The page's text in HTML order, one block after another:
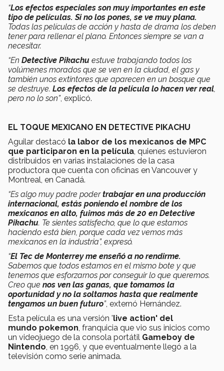
“Los efectos especiales son muy importantes en este
tipo de películas. Si no los pones, se ve muy plana.
Todas las películas de acción y hasta de drama los deben
tener para rellenar el plano. Entonces siempre se van a
necesitar.
“En Detective Pikachu estuve trabajando todos los
volúmenes morados que se ven en la ciudad, el gas y
también unos extintores que aparecen en un bosque que
se destruye. Los efectos de la película lo hacen ver real
pero no lo son”, explicó.
EL TOQUE MEXICANO EN DETECTIVE PIKACHU
Aguilar destacó la labor de los mexicanos de MPC
que participaron en la película , quienes estuvieron
distribuidos en varias instalaciones de la casa
productora que cuenta con oficinas en Vancouver y
Montreal, en Canadá.
“Es algo muy padre podertrabajar en una producción
internacional, estás poniendo el nombre de los
mexicanos en alto, fuimos más de 20 en Detective
Pikachu. Te sientes satisfecho, que lo que estamos
haciendo está bien, porque cada vez vemos más
mexicanos en la industria”, expresó.
“El Tec de Monterrey me enseñó a no rendirme.
Sabemos que todos estamos en el mismo bote y que
tenemos que esforzarnos por conseguir lo que queremos.
Creo que nos ven las ganas, que tomamos la
oportunidad y no la soltamos hasta que realmente
tengamos un buen futuro”, externó Hernández.
Esta película es una versión 'live action' del
mundo pokemon , franquicia que vio sus inicios como
un videojuego de la consola portátil Gameboy de
Nintendo , en 1996, y que eventualmente llegó a la
televisión como serie animada.